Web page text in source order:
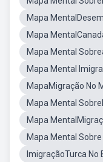
Mapa
Mapa
Mapa Mental
Mapa Mental
MapaMigração No
Mapa Mental
Mapa
Mapa Mental
ImigraçãoTurca No